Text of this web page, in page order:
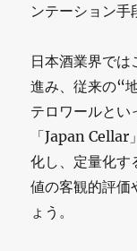
ンテーション手
日本酒業界で
進み、従来の“
テロワールとい
「Japan Cellar
化し、定量化す
値の客観的評価
ょう。